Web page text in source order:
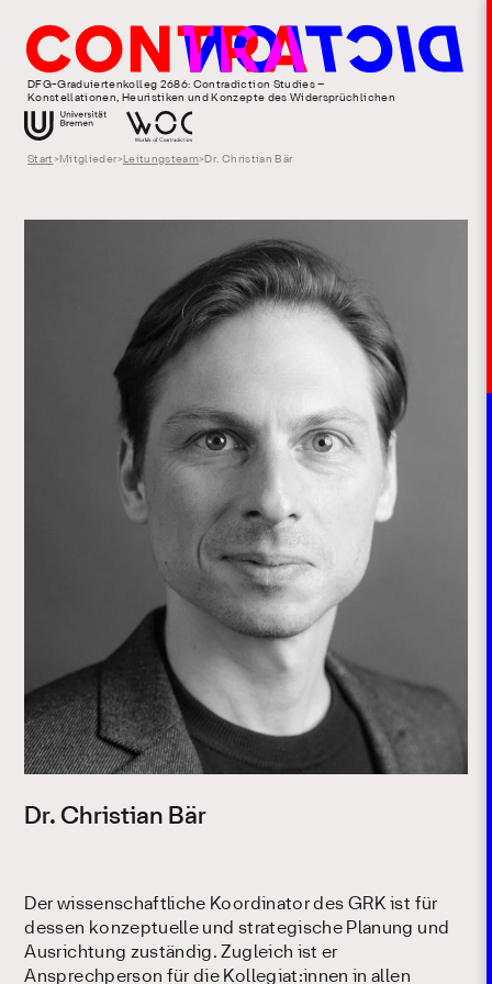
DFG-Graduiertenkolleg 2686: Contradiction Studies –
Konstellationen, Heuristiken und Konzepte des Widersprüchlichen
Start > Mitglieder> Leitungsteam> Dr. Christian Bär
Dr. Christian Bär
Der wissenschaftliche Koordinator des GRK ist für
dessen konzeptuelle und strategische Planung und
Ausrichtung zuständig. Zugleich ist er
Ansprechperson für die Kollegiat:innen in allen